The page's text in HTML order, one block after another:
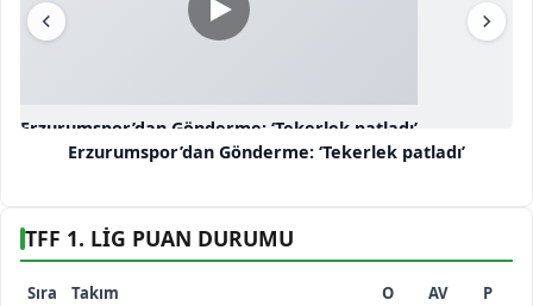
Erzurumspor’dan Gönderme: ‘Tekerlek patladı’
Erzurumspor’dan Gönderme: ‘Tekerlek patladı’
TFF 1. LİG PUAN DURUMU
Sıra Takım O AV
P